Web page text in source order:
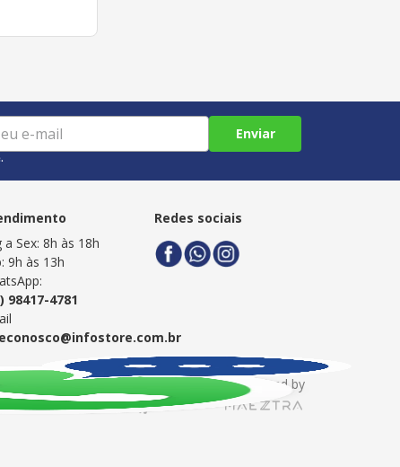
Enviar
a Sex: 8h às 18h
9h às 13h
98417-4781
Redes sociais
Developed by